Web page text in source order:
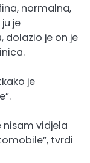
normalna,
je
dolazio je on je
je
nisam vidjela
tvrdi